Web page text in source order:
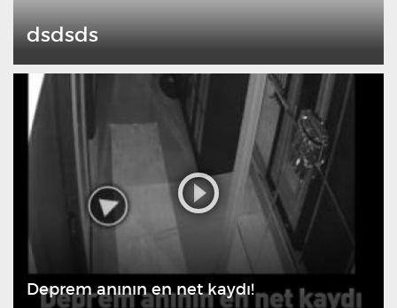
dsdsds
Deprem anının en net kaydı!